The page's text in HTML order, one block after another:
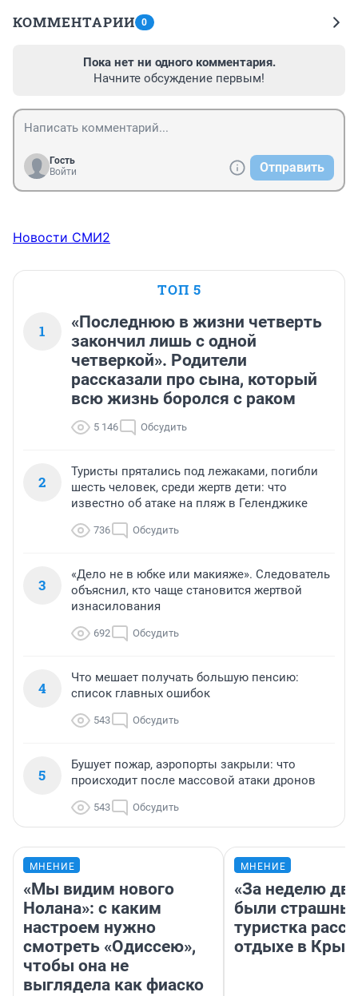
КОММЕНТАРИИ 0
Пока нет ни одного комментария.
Начните обсуждение первым!
Гость
Войти
Отправить
Новости СМИ2
ТОП 5
1
«Последнюю в жизни четверть
закончил лишь с одной
четверкой». Родители
рассказали про сына, который
всю жизнь боролся с раком
5 146 Обсудить
2
Туристы прятались под лежаками, погибли
шесть человек, среди жертв дети: что
известно об атаке на пляж в Геленджике
736 Обсудить
3
«Дело не в юбке или макияже». Следователь
объяснил, кто чаще становится жертвой
изнасилования
692 Обсудить
4
Что мешает получать большую пенсию:
список главных ошибок
543 Обсудить
5
Бушует пожар, аэропорты закрыли: что
происходит после массовой атаки дронов
543 Обсудить
МНЕНИЕ
«Мы видим нового
Нолана»: с каким
настроем нужно
смотреть «Одиссею»,
чтобы она не
выглядела как фиаско
МНЕНИЕ
«За неделю
были
туристка
отдыхе в